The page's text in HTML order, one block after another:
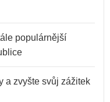
populárnější
a zvyšte svůj zážitek